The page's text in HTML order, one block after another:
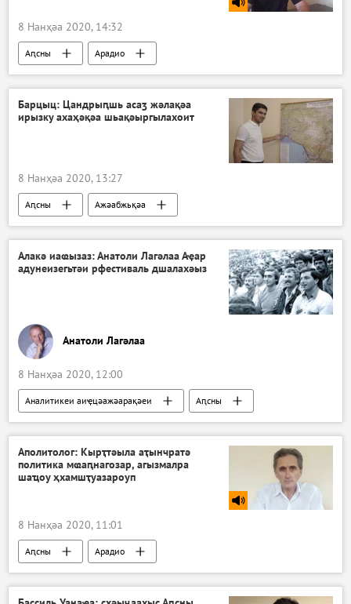
8 Нанҳәа 2020, 14:32
Аԥсны Арадио
Барцыц: Цандрыԥшь асаӡ жәлақәа
ирызку ахаҳәқәа шьақәыргылахоит
8 Нанҳәа 2020, 13:27
Аԥсны Ажәабжьқәа
Алакә иаҩызаз: Анатоли Лагәлаа Аҿар
адунеизегьтәи рфестиваль дшалахәыз
Анатоли Лагәлаа
8 Нанҳәа 2020, 12:00
Аналитикеи аиҿцәажәарақәеи Аԥсны
Аполитолог: Кырҭтәыла аҭынчратә
политика мҩаԥнагозар, агызмалра
шаҵоу ҳхамшҭуазароуп
8 Нанҳәа 2020, 11:01
Аԥсны Арадио